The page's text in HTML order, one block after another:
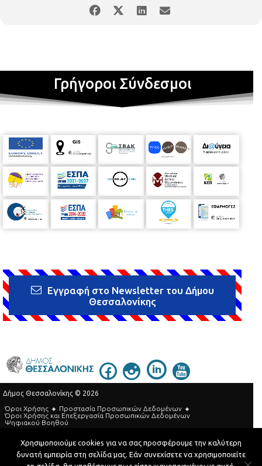
Γρήγοροι Σύνδεσμοι
Εγγραφή στο Newsletter του Δήμου
Θεσσαλονίκης
Δήμος Θεσσαλονίκης © 2026
Όροι Χρήσης
Προστασία Προσωπικών Δεδομένων
Όροι Xρήσης και Eπεξεργασία Προσωπικών Δεδομένων
Ψηφιακού Βοηθού
Τηλεφωνικός Κατάλογος
Developed by MyCompany Projects
Χρησιμοποιούμε cookies για να σας προσφέρουμε την καλύτερη
δυνατή εμπειρία στη σελίδα μας. Εάν συνεχίσετε να χρησιμοποιείτε